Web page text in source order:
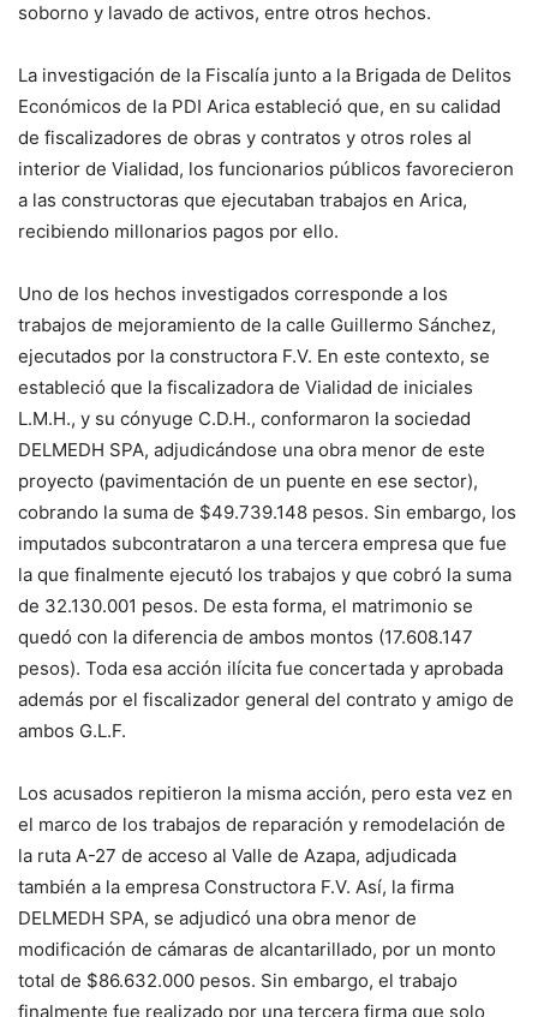
soborno y lavado de activos, entre otros hechos.
La investigación de la Fiscalía junto a la Brigada de Delitos
Económicos de la PDI Arica estableció que, en su calidad
de fiscalizadores de obras y contratos y otros roles al
interior de Vialidad, los funcionarios públicos favorecieron
a las constructoras que ejecutaban trabajos en Arica,
recibiendo millonarios pagos por ello.
Uno de los hechos investigados corresponde a los
trabajos de mejoramiento de la calle Guillermo Sánchez,
ejecutados por la constructora F.V. En este contexto, se
estableció que la fiscalizadora de Vialidad de iniciales
L.M.H., y su cónyuge C.D.H., conformaron la sociedad
DELMEDH SPA, adjudicándose una obra menor de este
proyecto (pavimentación de un puente en ese sector),
cobrando la suma de $49.739.148 pesos. Sin embargo, los
imputados subcontrataron a una tercera empresa que fue
la que finalmente ejecutó los trabajos y que cobró la suma
de 32.130.001 pesos. De esta forma, el matrimonio se
quedó con la diferencia de ambos montos (17.608.147
pesos). Toda esa acción ilícita fue concertada y aprobada
además por el fiscalizador general del contrato y amigo de
ambos G.L.F.
Los acusados repitieron la misma acción, pero esta vez en
el marco de los trabajos de reparación y remodelación de
la ruta A-27 de acceso al Valle de Azapa, adjudicada
también a la empresa Constructora F.V. Así, la firma
DELMEDH SPA, se adjudicó una obra menor de
modificación de cámaras de alcantarillado, por un monto
total de $86.632.000 pesos. Sin embargo, el trabajo
finalmente fue realizado por una tercera firma que solo